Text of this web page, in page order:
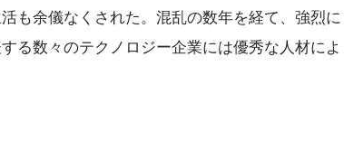
も余儀なくされた。混乱の数年を経て、強烈に
る数々のテクノロジー企業には優秀な人材によ